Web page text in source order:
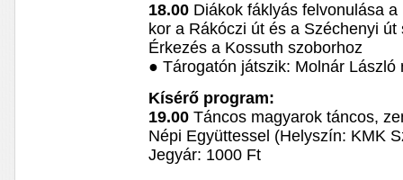
18.00 Diákok fáklyás felvonulása
kor a Rákóczi út és a Széchenyi út
Érkezés a Kossuth szoborhoz
● Tárogatón játszik: Molnár László
Kísérő program:
19.00 Táncos magyarok táncos,
Népi Együttessel (Helyszín: KMK
Jegyár: 1000 Ft